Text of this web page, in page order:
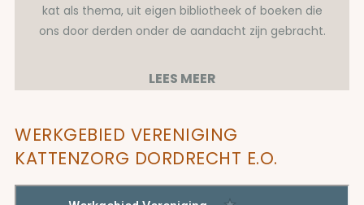
kat als thema, uit eigen bibliotheek of boeken die
ons door derden onder de aandacht zijn gebracht.
LEES MEER
WERKGEBIED VERENIGING
KATTENZORG DORDRECHT E.O.